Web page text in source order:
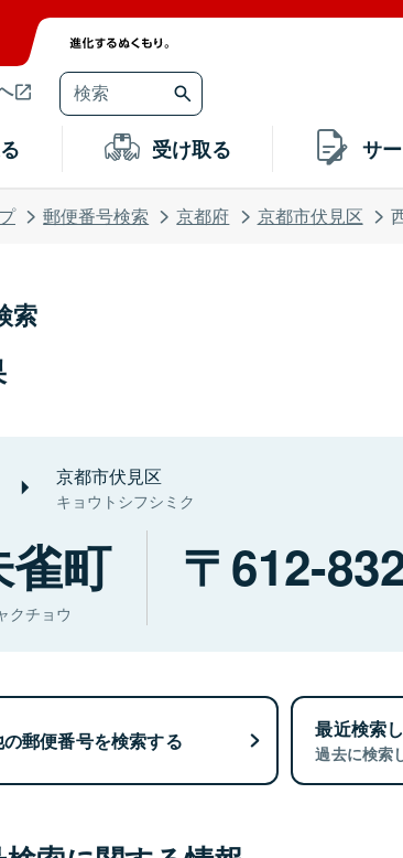
受け取る サ
郵便番号検索 京都府 京都市伏見区
索
京都市伏見区
キョウトシフシミク
町
クチョウ
612-
の郵便番号を検索する 最近検索
過去に検索